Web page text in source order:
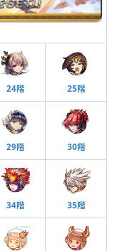
24階 25階
29階 30階
34階 35階